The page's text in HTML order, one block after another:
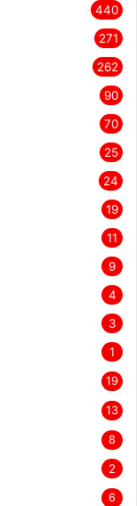
440
271
262
90
70
25
24
19
11
9
4
3
1
19
13
8
2
6